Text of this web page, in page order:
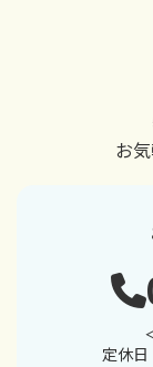
お
定休